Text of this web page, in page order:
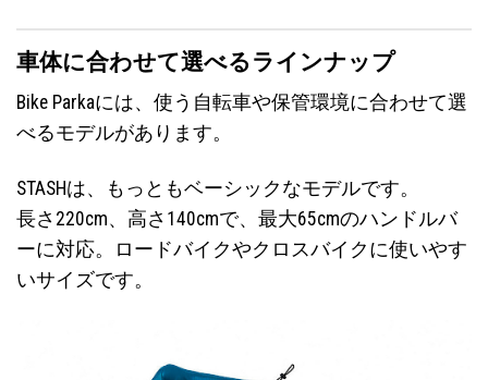
車体に合わせて選べるラインナップ
Bike Parkaには、使う自転車や保管環境に合わせて選
べるモデルがあります。
STASHは、もっともベーシックなモデルです。
長さ220cm、高さ140cmで、最大65cmのハンドルバ
ーに対応。ロードバイクやクロスバイクに使いやす
いサイズです。